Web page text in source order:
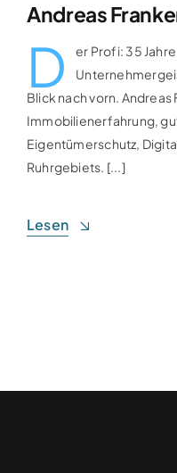
Andreas
D
er Profi: 35
Blick nach vorn. Andreas
Immobilienerfahrung,
Eigentümerschutz,
Ruhrgebiets. [...]
Lesen